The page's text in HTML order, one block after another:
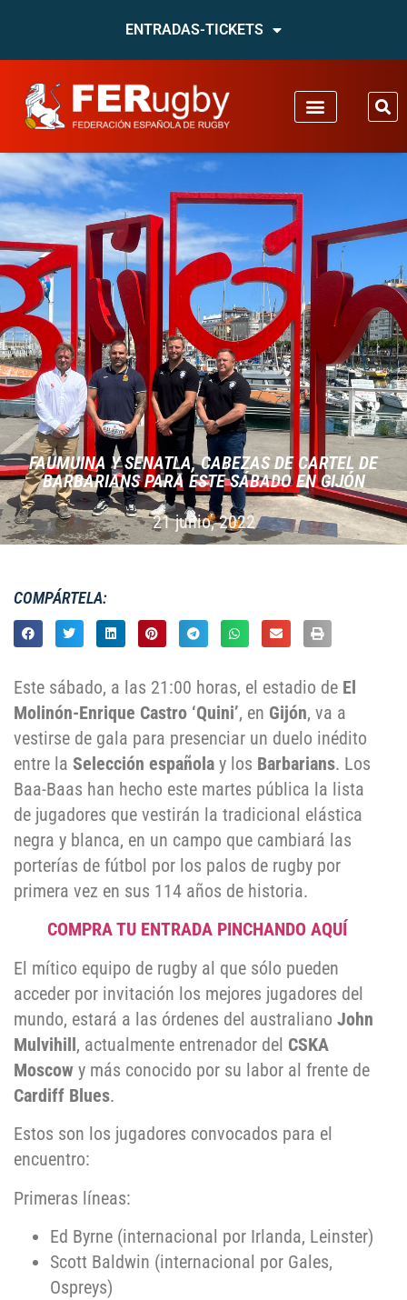
ENTRADAS-TICKETS
FAUMUINA Y SENATLA, CABEZAS DE CARTEL DE
BARBARIANS PARA ESTE SÁBADO EN GIJÓN
21 junio, 2022
COMPÁRTELA:
Este sábado, a las 21:00 horas, el estadio de El
Molinón-Enrique Castro ‘Quini’, en Gijón, va a
vestirse de gala para presenciar un duelo inédito
entre la Selección española y los Barbarians. Los
Baa-Baas han hecho este martes pública la lista
de jugadores que vestirán la tradicional elástica
negra y blanca, en un campo que cambiará las
porterías de fútbol por los palos de rugby por
primera vez en sus 114 años de historia.
COMPRA TU ENTRADA PINCHANDO AQUÍ
El mítico equipo de rugby al que sólo pueden
acceder por invitación los mejores jugadores del
mundo, estará a las órdenes del australiano John
Mulvihill, actualmente entrenador del CSKA
Moscow y más conocido por su labor al frente de
Cardiff Blues.
Estos son los jugadores convocados para el
encuentro:
Primeras líneas:
Ed Byrne (internacional por Irlanda, Leinster)
Scott Baldwin (internacional por Gales,
Ospreys)